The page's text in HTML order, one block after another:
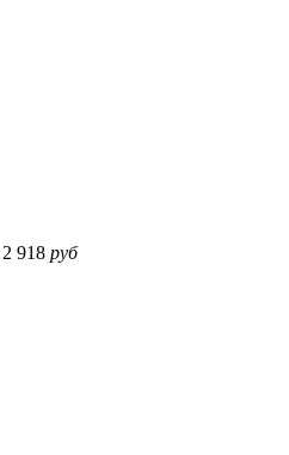
2 918 руб